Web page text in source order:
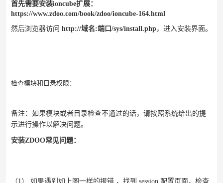
首先需要安装ioncube扩展：
https://www.zdoo.com/book/zdoo/ioncube-164.html
然后浏览器访问 http://域名:端口/sys/install.php，进入安装界面。
检查模块和目录权限：
备注：如果模块或者目录检查不通过的话，请按照系统给出的提
示进行操作以解决问题。
安装ZDOO常见问题：
（1） 如果遇到如上图一样的报错 ，找到 session 配置页面，检查